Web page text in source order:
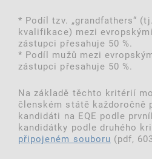
* Podíl tzv. „grandfathers“
kvalifikace) mezi
zástupci přesahuje 50 %.
* Podíl mužů mezi
zástupci přesahuje 50 %.
Na základě těchto kritérií
členském státě každoročně
kandidáti na EQE podle
kandidátky podle druhého
připojeném souboru (pdf,